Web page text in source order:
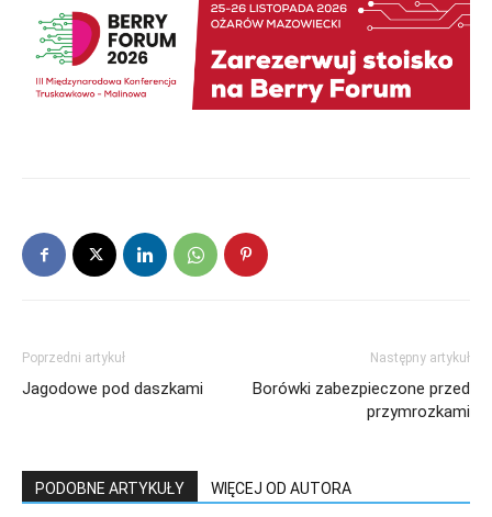
Poprzedni artykuł
Jagodowe pod daszkami
Następny artykuł
Borówki zabezpieczone przed
przymrozkami
PODOBNE ARTYKUŁY WIĘCEJ OD AUTORA